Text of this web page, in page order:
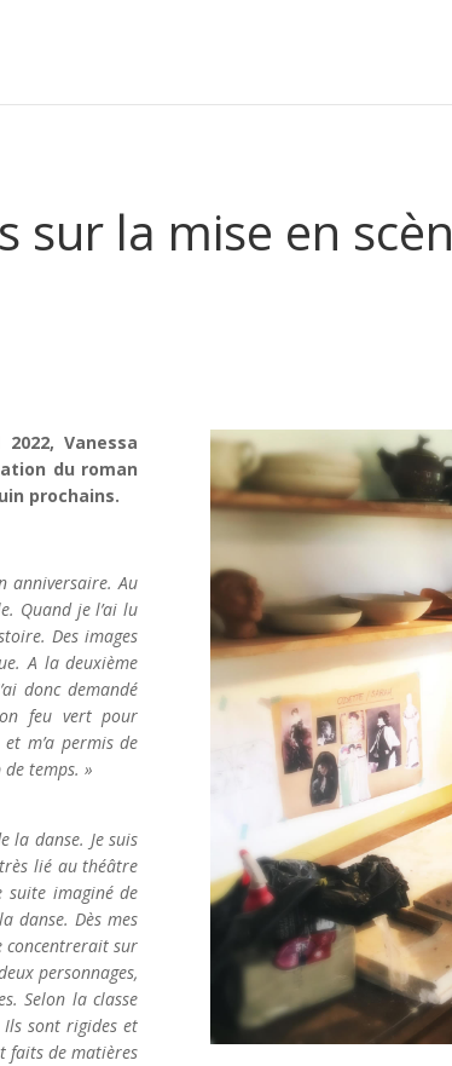
sur la mise en
Vanessa
du roman
prochains.
anniversaire. Au
Quand je l’ai lu
Des images
A la deuxième
donc demandé
feu vert pour
m’a permis de
temps. »
la danse. Je suis
lié au théâtre
suite imaginé de
danse. Dès mes
concentrerait sur
personnages,
Selon la classe
Ils sont rigides et
faits de matières